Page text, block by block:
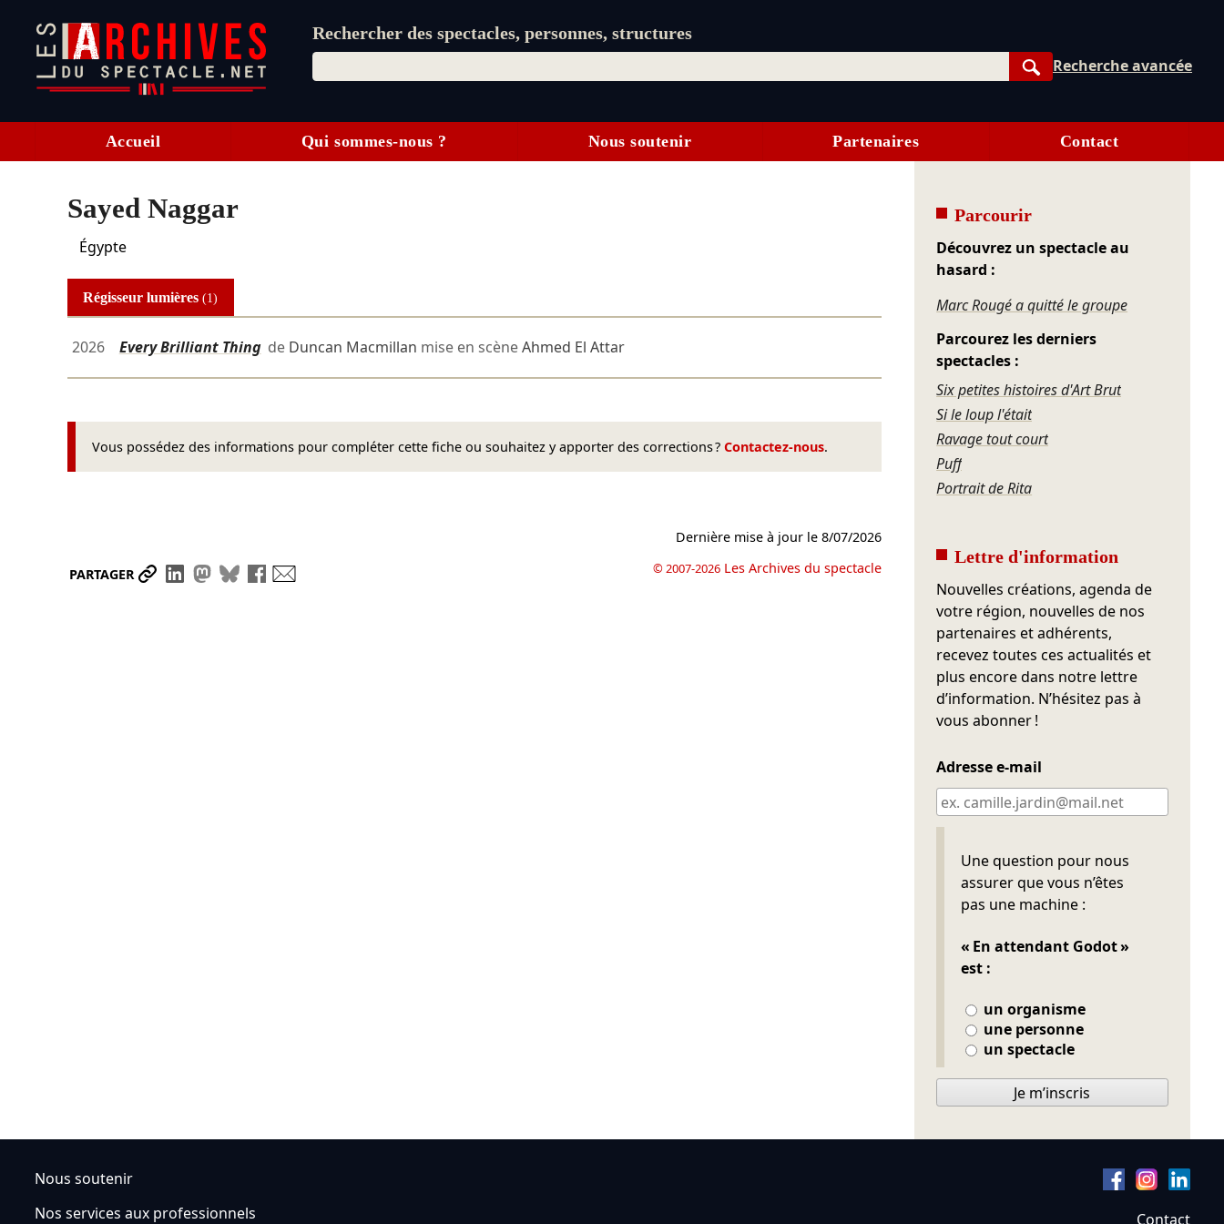
Rechercher des spectacles, personnes, structures
Rechercher
Recherche avancée
Accueil Qui sommes-nous ? Nous soutenir Partenaires Contact
Sayed Naggar
Égypte
Régisseur lumières(1)
2026 Every Brilliant Thingde Duncan Macmillan mise en scèneAhmed El Attar
Vous possédez des informations pour compléter cette fiche ou souhaitez y apporter des corrections ? Contactez-nous.
PARTAGER Partager le lien
Partager sur LinkedIn
Partager sur Mastodon
Partager sur Bluesky
Partager sur Facebook
Dernière mise à jour le8/07/2026
© 2007-2026 Les Archives du spectacle
Parcourir
Découvrez un spectacle au
hasard :
Marc Rougé a quitté le groupe
Parcourez les derniers
spectacles :
Six petites histoires d'Art Brut
Si le loup l'était
Ravage tout court
Puff
Portrait de Rita
Lettre d'information
Nouvelles créations, agenda de
votre région, nouvelles de nos
partenaires et adhérents,
recevez toutes ces actualités et
plus encore dans notre lettre
d’information. N’hésitez pas à
vous abonner !
Adresse e-mail
Une question pour nous
assurer que vous n’êtes
pas une machine :
« En attendant Godot »
est :
un organisme
une personne
un spectacle
Ne pas remplir
Je m’inscris
Nous soutenir
Nos services aux professionnels
Contact